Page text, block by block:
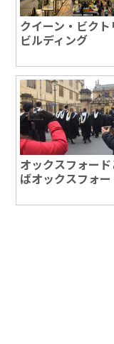
クイーン・ビクト
ビルディング
オックスフォー
ばオックスフォ